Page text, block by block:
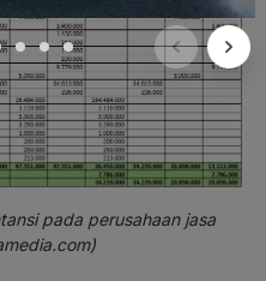
pada perusahaan jasa